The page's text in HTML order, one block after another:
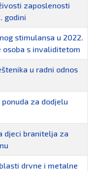
zaposlenosti
godini
stimulansa u 2022.
osoba s invaliditetom
u radni odnos
za dodjelu
djeci branitelja za
drvne i metalne